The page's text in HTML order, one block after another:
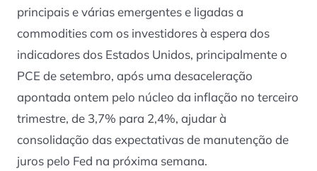
principais e várias emergentes e ligadas a
commodities com os investidores à espera dos
indicadores dos Estados Unidos, principalmente o
PCE de setembro, após uma desaceleração
apontada ontem pelo núcleo da inflação no terceiro
trimestre, de 3,7% para 2,4%, ajudar à
consolidação das expectativas de manutenção de
juros pelo Fed na próxima semana.